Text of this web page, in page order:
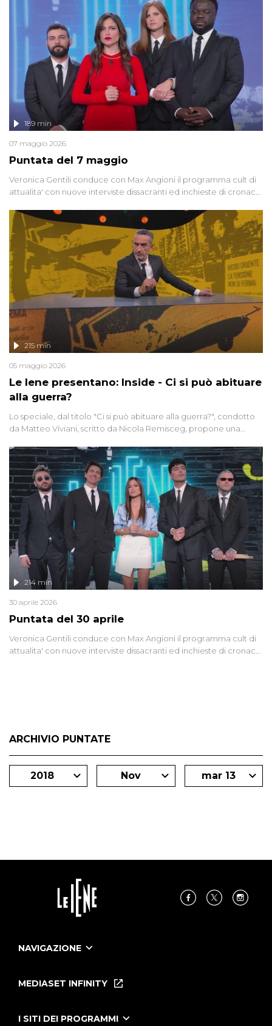
globali e del complottismo che negli ultimi anni hanno invaso
social network, talk show, piazze digitali e immaginario collettivo.
Puntata del 7 maggio
189 min
07 maggio 2026
Veronica Gentili conduce con Max Angioni il programma cult di
attualita' con nuove interviste dissacranti ed inchieste di cronaca
Le Iene presentano: Inside - Ci si può abituare
alla guerra?
215 min
05 maggio 2026
Lo speciale, dal titolo "Ci si può abituare alla guerra?", condotto
da Matteo Viviani, scritto da Nicola Remisceg, propone una
di settore - su quanto la guerra sia diventata una realtà pervasiva.
Anche se l'Italia non è direttamente coinvolta in conflitti armati, il
contesto globale rende impossibile considerarla un fenomeno
lontano.
Puntata del 30 aprile
214 min
30 aprile 2026
Veronica Gentili conduce con Max Angioni il programma cult di
attualita' con nuove interviste dissacranti ed inchieste di cronaca
ARCHIVIO PUNTATE
2018 Nov mar 13
NAVIGAZIONE
Le Iene Presentano Inside
Tutti i servizi
MEDIASET INFINITY
I SITI DEI PROGRAMMI